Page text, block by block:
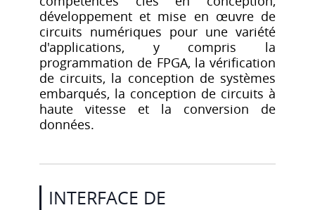
développement et mise en œuvre de
circuits numériques pour une variété
d'applications, y compris la
programmation de FPGA, la vérification
de circuits, la conception de systèmes
embarqués, la conception de circuits à
haute vitesse et la conversion de
données.
INTERFACE DE